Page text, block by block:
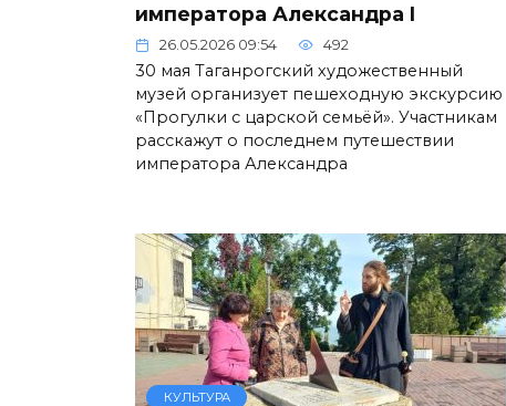
императора Александра I
26.05.2026 09:54 492
30 мая Таганрогский художественный
музей организует пешеходную экскурсию
«Прогулки с царской семьёй». Участникам
расскажут о последнем путешествии
императора Александра
КУЛЬТУРА